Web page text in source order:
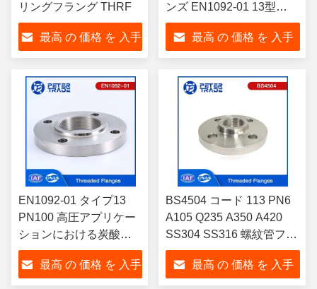
リングフラング THRF
最高 の 価格 を 入手
ンズ EN1092-01 13型
PN63 石油・ガス産業用
最高 の 価格 を 入手
EN1092-01 タイプ13
PN100 高圧アプリケー
ションにおける炭酸鋼
の高面スロードフラン
グス最高 の 価格 を 入手
BS4504 コード 113 PN6
A105 Q235 A350 A420
SS304 SS316 螺紋管フレ
ンズ DN 10 - DN 2000 化
学工業用最高 の 価格 を 入手